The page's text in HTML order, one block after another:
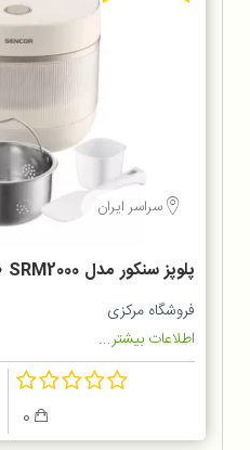
سراسر ایران
لیتر
فروشگاه مرکزی
اطلاعات بیشتر...